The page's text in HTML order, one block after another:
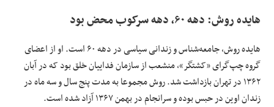
هایده روش: دهه ۶۰، دهه سرکوب محض بود
هایده روش، جامعه‌شناس و زندانی سیاسی در دهه ۶۰ است. او از اعضای
گروه چپ‌گرای «کشتگر»، منشعب از سازمان فداییان خلق بود که در آبان
۱۳۶۲ در تهران بازداشت شد. روش مجموعا به مدت پنج سال و سه ماه در
زندان اوین در حبس بوده و سرانجام در بهمن ۱۳۶۷ آزاد شده است.